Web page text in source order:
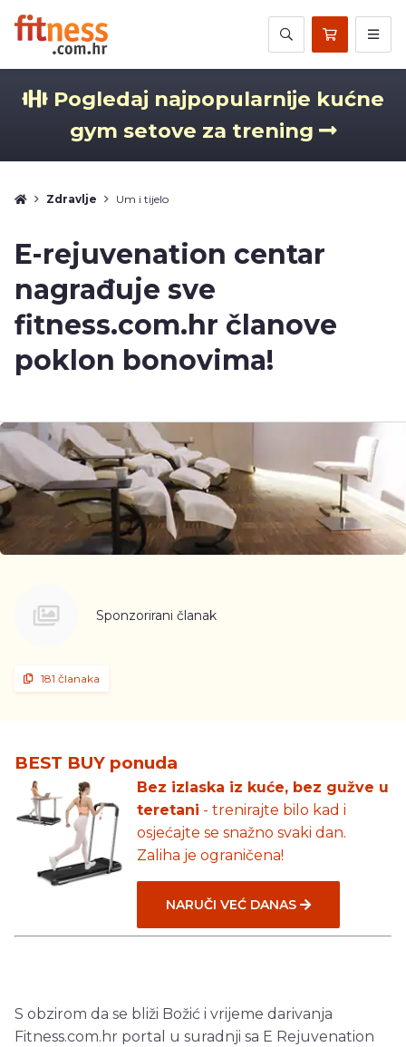
Pogledaj najpopularnije kućne
gym setove za trening
Zdravlje Um i tijelo
E-rejuvenation centar
nagrađuje sve
fitness.com.hr članove
poklon bonovima!
Sponzorirani članak
181 članaka
BEST BUY ponuda
Bez izlaska iz kuće, bez gužve u
teretani - trenirajte bilo kad i
osjećajte se snažno svaki dan.
Zaliha je ograničena!
NARUČI VEĆ DANAS
S obzirom da se bliži Božić i vrijeme darivanja
Fitness.com.hr portal u suradnji sa E Rejuvenation